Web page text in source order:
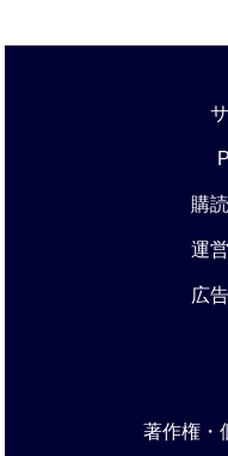
購
運
広
著作権・